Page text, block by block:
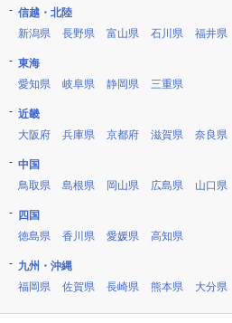
信越・北陸
新潟県
長野県 富山県 石川県 福井県
東海
愛知県
岐阜県 静岡県 三重県
近畿
大阪府
兵庫県 京都府 滋賀県 奈良県
中国
鳥取県
島根県 岡山県 広島県 山口県
四国
徳島県
香川県 愛媛県 高知県
九州・沖縄
福岡県
佐賀県 長崎県 熊本県 大分県